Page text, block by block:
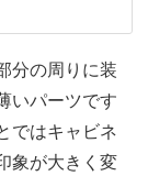
06:53
08:07
分の周りに装
いパーツです
ではキャビネ
象が大きく変